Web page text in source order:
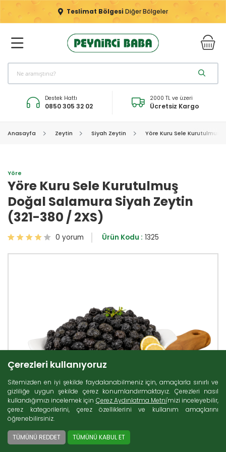
Teslimat Bölgesi Diğer Bölgeler
Destek Hattı
0850 305 32 02
2000 TL ve üzeri
Ücretsiz Kargo
Anasayfa Zeytin Siyah Zeytin Yöre Kuru Sele Kurutulmuş
Yöre
Yöre Kuru Sele Kurutulmuş
Doğal Salamura Siyah Zeytin
(321-380 / 2XS)
0 yorum Ürün Kodu : 1325
Çerezleri kullanıyoruz
Sitemizden en iyi şekilde faydalanabilmeniz için, amaçlarla sınırlı ve
gizliliğe uygun şekilde çerez konumlandırmaktayız. Çerezleri nasıl
kullandığımızı incelemek için Çerez Aydınlatma Metni'mizi inceleyebilir,
çerez kategorilerini, çerez özelliklerini ve kullanım amaçlarını
öğrenebilirsiniz.
TÜMÜNÜ REDDET TÜMÜNÜ KABUL ET